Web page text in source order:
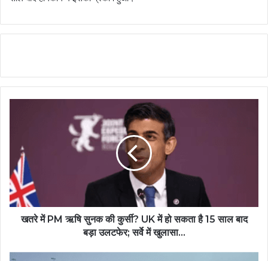
खतरे में PM ऋषि सुनक की कुर्सी? UK में हो सकता है 15 साल बाद
बड़ा उलटफेर; सर्वे में खुलासा...